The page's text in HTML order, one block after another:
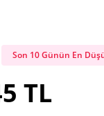
Son 10 Günün En
TL